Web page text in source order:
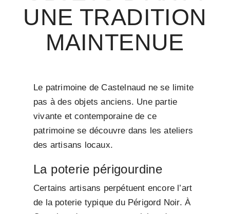
UNE TRADITION
MAINTENUE
Le patrimoine de Castelnaud ne se limite
pas à des objets anciens. Une partie
vivante et contemporaine de ce
patrimoine se découvre dans les ateliers
des artisans locaux.
La poterie périgourdine
Certains artisans perpétuent encore l’art
de la poterie typique du Périgord Noir. À